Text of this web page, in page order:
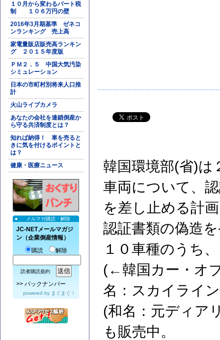
１０月から変わるパート税
制 １０６万円の壁
2016年3月期基準 ゼネコ
ンランキング 売上高
家電量販店販売高ランキン
グ ２０１５年度版
ＰＭ２．５ 中国大気汚染
シミュレーション
日本の市町村別将来人口推
計
火山ライブカメラ
あなたの会社を連鎖倒産か
ら守る共済制度とは？
知れば納得！ 車を売ると
きに気を付けるポイントと
は？
健康・医療ニュース
メルマガ購読・解除
JC-NETメールマガジ
ン（企業倒産情報）
購読
解除
読者購読規約
>> バックナンバー
powered by まぐまぐ！
韓国環境部(省)は
車両について、
を差し止める計
認証書類の偽造
１０車種のうち
(←韓国カー・オ
名：スカイライ
(和名：元ディア
も販売中。